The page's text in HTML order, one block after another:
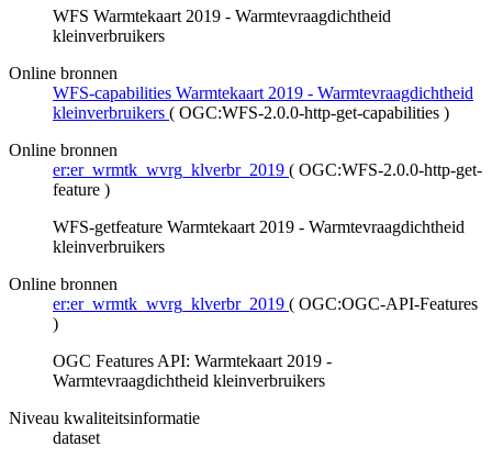
WFS Warmtekaart 2019 - Warmtevraagdichtheid
kleinverbruikers
Online bronnen
WFS-capabilities Warmtekaart 2019 - Warmtevraagdichtheid
kleinverbruikers ( OGC:WFS-2.0.0-http-get-capabilities )
Online bronnen
er:er_wrmtk_wvrg_klverbr_2019 ( OGC:WFS-2.0.0-http-get-
feature )
WFS-getfeature Warmtekaart 2019 - Warmtevraagdichtheid
kleinverbruikers
Online bronnen
er:er_wrmtk_wvrg_klverbr_2019 ( OGC:OGC-API-Features
)
OGC Features API: Warmtekaart 2019 -
Warmtevraagdichtheid kleinverbruikers
Niveau kwaliteitsinformatie
dataset